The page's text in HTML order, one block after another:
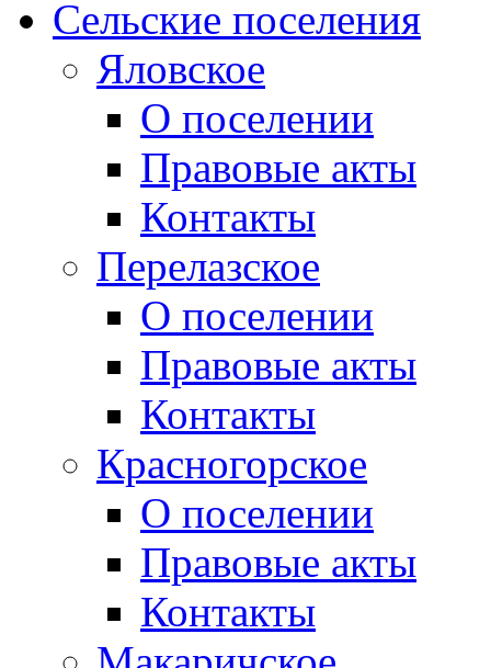
Сельские поселения
Яловское
О поселении
Правовые акты
Контакты
Перелазское
О поселении
Правовые акты
Контакты
Красногорское
О поселении
Правовые акты
Контакты